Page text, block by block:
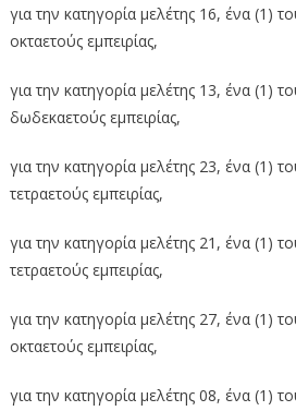
για την κατηγορία μελέτης 16, ένα (1)
οκταετούς εμπειρίας,
για την κατηγορία μελέτης 13, ένα (1)
δωδεκαετούς εμπειρίας,
για την κατηγορία μελέτης 23, ένα (1)
τετραετούς εμπειρίας,
για την κατηγορία μελέτης 21, ένα (1)
τετραετούς εμπειρίας,
για την κατηγορία μελέτης 27, ένα (1)
οκταετούς εμπειρίας,
για την κατηγορία μελέτης 08, ένα (1)